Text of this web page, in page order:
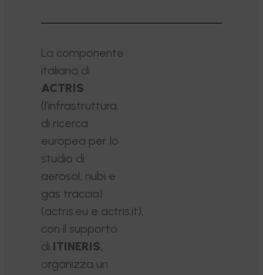
La componente
italiana di
ACTRIS
(l’infrastruttura
di ricerca
europea per lo
studio di
aerosol, nubi e
gas traccia)
(actris.eu e actris.it),
con il supporto
di ITINERIS,
organizza un